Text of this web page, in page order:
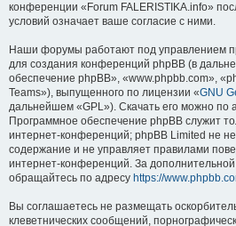
конференции «Forum FALERISTIKA.info»
условий означает ваше согласие с ними.
Наши форумы работают под управлением
для создания конференций phpBB (в
обеспечение phpBB», «www.phpbb.com»,
Teams»), выпущенного по лицензии «GNU
дальнейшем «GPL»). Скачать его можно по
Программное обеспечение phpBB служит
интернет-конференций; phpBB Limited не
содержание и не управляет правилами
интернет-конференций. За
обращайтесь по адресу https://
Вы соглашаетесь не размещать
клеветнических сообщений,